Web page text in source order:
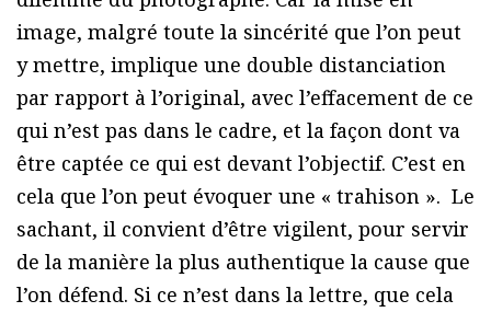
image, malgré toute la sincérité que l’on peut
y mettre, implique une double distanciation
par rapport à l’original, avec l’effacement de ce
qui n’est pas dans le cadre, et la façon dont va
être captée ce qui est devant l’objectif. C’est en
cela que l’on peut évoquer une « trahison ». Le
sachant, il convient d’être vigilent, pour servir
de la manière la plus authentique la cause que
l’on défend. Si ce n’est dans la lettre, que cela